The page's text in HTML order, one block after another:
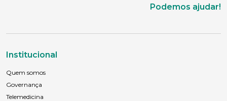
Podemos ajudar!
Institucional
Quem somos
Governança
Telemedicina